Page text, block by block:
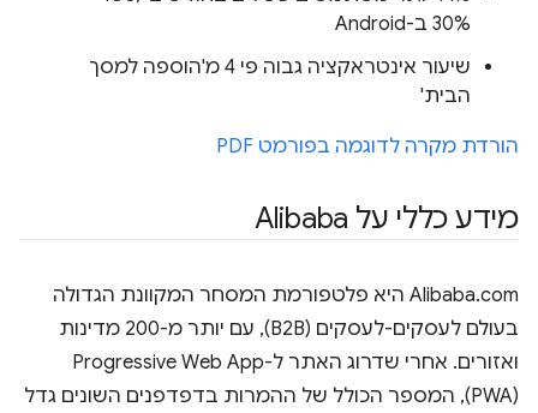
30% ב-Android
שיעור אינטראקציה גבוה פי 4 מ'הוספה למסך
הבית'
הורדת מקרה לדוגמה בפורמט PDF
מידע כללי על Alibaba
Alibaba.com היא פלטפורמת המסחר המקוונת הגדולה
בעולם לעסקים-לעסקים (B2B), עם יותר מ-200 מדינות
ואזורים. אחרי שדרוג האתר ל-Progressive Web App
(PWA), המספר הכולל של ההמרות בדפדפנים השונים גדל